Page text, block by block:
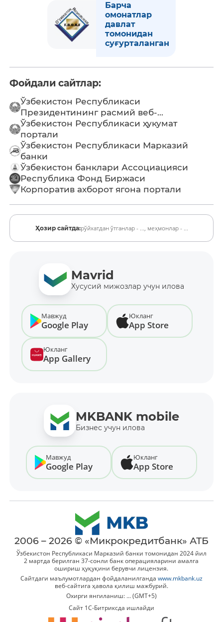
Барча
омонатлар
давлат
томонидан
суғурталанган
Фойдали сайтлар:
Ўзбекистон Республикаси
Президентининг расмий веб-...
Ўзбекистон Республикаси ҳукумат
портали
Ўзбекистон Республикаси Марказий
банки
Ўзбекистон банклари Ассоциацияси
Республика Фонд Биржаси
Корпоратив ахборот ягона портали
Ҳозир сайтда:рўйхатдан ўтганлар - ..., меҳмонлар - ...
Mavrid
Хусусий мижозлар учун илова
Мавжуд
Google Play
Юкланг
App Store
Юкланг
App Gallery
MKBANK mobile
Бизнес учун илова
Мавжуд
Google Play
Юкланг
App Store
2006 – 2026 © «Микрокредитбанк» АТБ
Ўзбекистон Республикаси Марказий банки томонидан 2024 йил
2 мартда берилган 37-сонли банк операцияларини амалга
ошириш ҳуқуқини берувчи лицензия.
Сайтдаги маълумотлардан фойдаланилганда www.mkbank.uz
веб-сайтига ҳавола қилиш мажбурий.
Охирги янгиланиш: ... (GMT+5)
Сайт 1C-Битриксда ишлайди